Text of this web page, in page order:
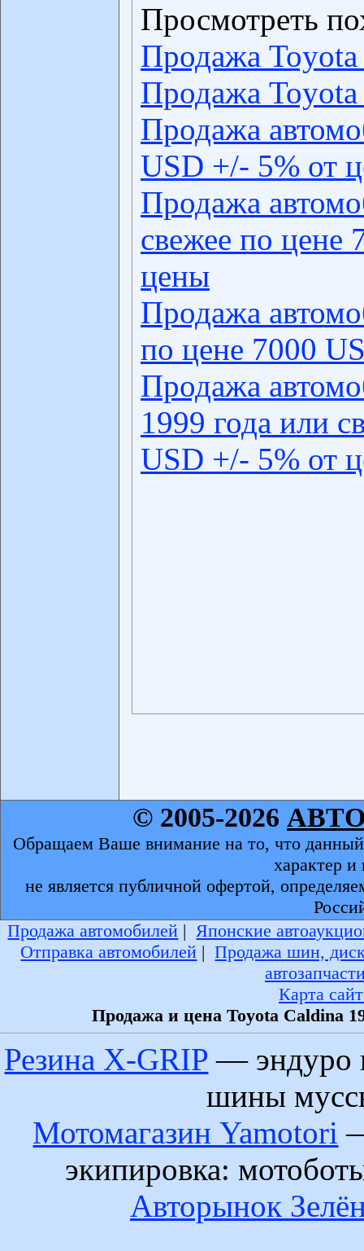
Просмотреть
Продажа
Продажа
Продажа
USD +/- 5% от
Продажа
свежее по цене
цены
Продажа
по цене 7000
Продажа
1999 года или
USD +/- 5% от
© 2005-2026
Обращаем Ваше внимание на то, что
характер
не является публичной офертой,
Продажа автомобилей | Японские
Отправка автомобилей |Продажа шин,
Карта
Продажа и цена Toyota Caldina
Резина X-GRIP — эндуро
шины
Мотомагазин Yamotori
экипировка:
Авторынок